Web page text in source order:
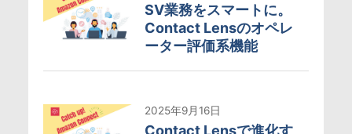
SV業務をスマートに。
Contact Lensのオペレ
ーター評価系機能
2025年9月16日
Contact Lensで進化す